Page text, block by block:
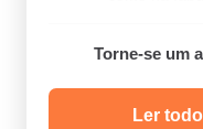
Torne-se um
Ler